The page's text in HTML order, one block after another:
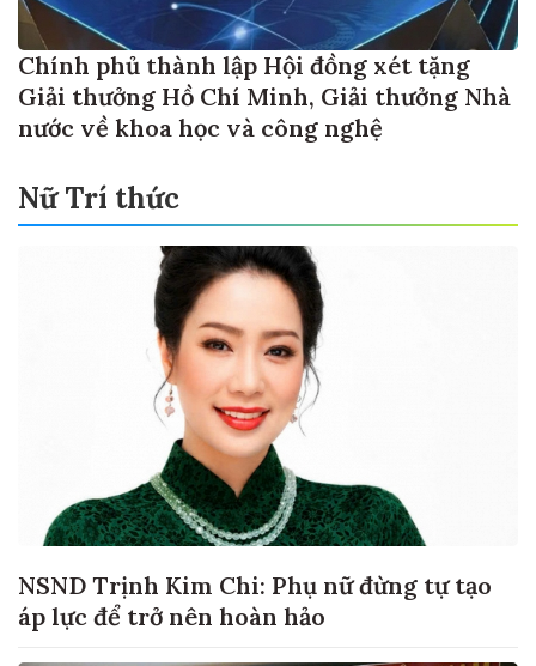
Chính phủ thành lập Hội đồng xét tặng
Giải thưởng Hồ Chí Minh, Giải thưởng Nhà
nước về khoa học và công nghệ
Nữ Trí thức
NSND Trịnh Kim Chi: Phụ nữ đừng tự tạo
áp lực để trở nên hoàn hảo